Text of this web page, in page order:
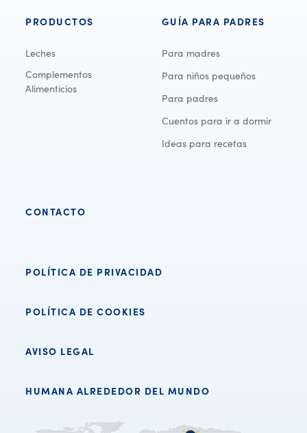
PRODUCTOS
Leches
Complementos
Alimenticios
GUÍA PARA PADRES
Para madres
Para niños pequeños
Para padres
Cuentos para ir a dormir
Ideas para recetas
CONTACTO
POLÍTICA DE PRIVACIDAD
POLÍTICA DE COOKIES
AVISO LEGAL
HUMANA ALREDEDOR DEL MUNDO